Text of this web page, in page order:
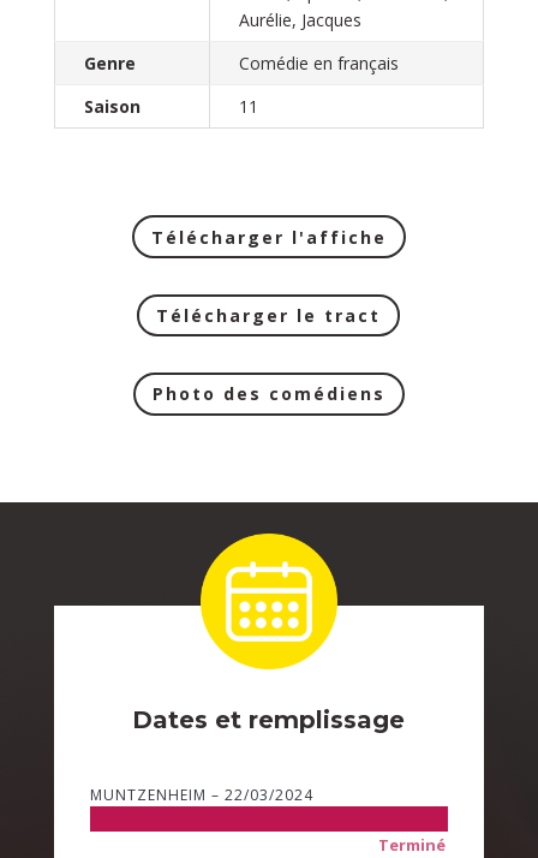
Aurélie, Jacques
Genre
Comédie en français
Saison
11
Télécharger l'affiche
Télécharger le tract
Photo des comédiens
Dates et remplissage
MUNTZENHEIM – 22/03/2024
Terminé